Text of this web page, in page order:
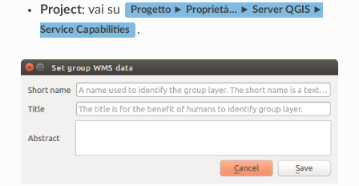
Project: vai su Progetto ► Proprietà… ► Server QGIS ►
Service Capabilities .